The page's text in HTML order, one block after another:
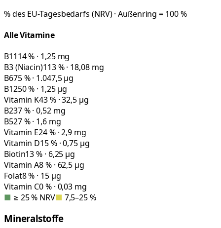
% des EU-Tagesbedarfs (NRV) · Außenring = 100 %
Alle Vitamine
B1114 % · 1,25 mg
B3 (Niacin)113 % · 18,08 mg
B675 % · 1.047,5 µg
B1250 % · 1,25 µg
Vitamin K43 % · 32,5 µg
B237 % · 0,52 mg
B527 % · 1,6 mg
Vitamin E24 % · 2,9 mg
Vitamin D15 % · 0,75 µg
Biotin13 % · 6,25 µg
Vitamin A8 % · 62,5 µg
Folat8 % · 15 µg
Vitamin C0 % · 0,03 mg
■ ≥ 25 % NRV■ 7,5–25 %
Mineralstoffe